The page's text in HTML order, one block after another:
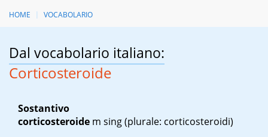
HOME VOCABOLARIO
Dal vocabolario italiano:
Corticosteroide
Sostantivo
corticosteroide m sing(plurale: corticosteroidi)